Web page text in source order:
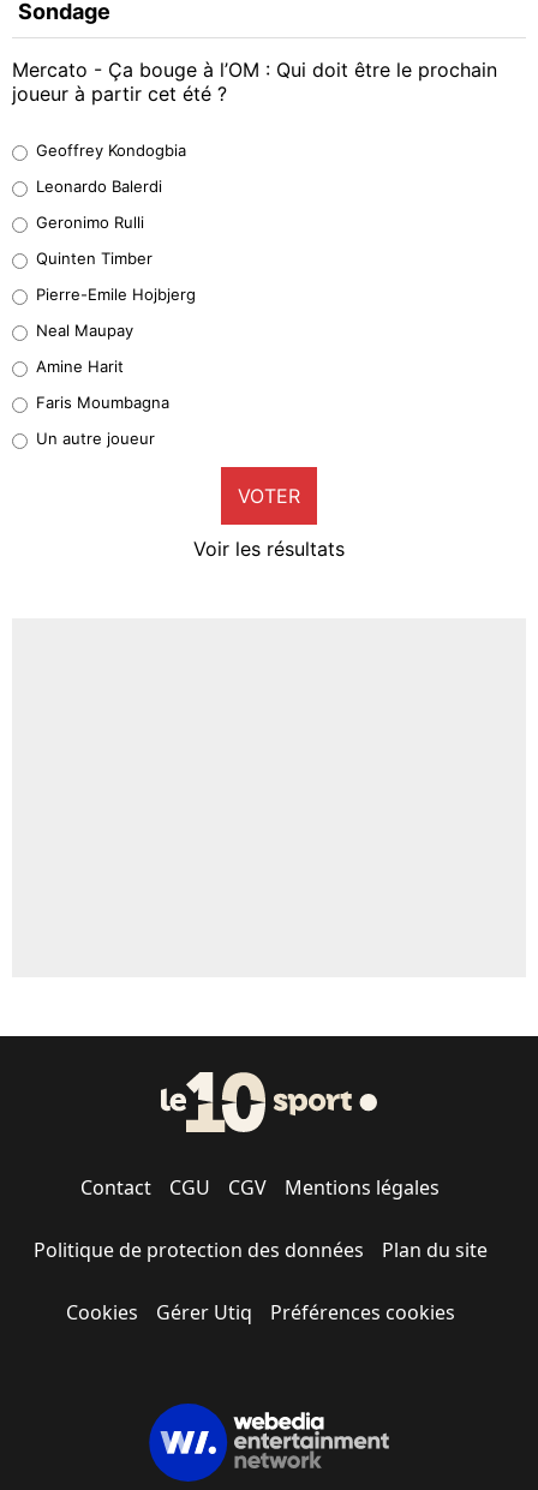
Sondage
Mercato - Ça bouge à l’OM : Qui doit être le prochain
joueur à partir cet été ?
38%
32%
5%
1%
9%
Geoffrey Kondogbia
Leonardo Balerdi
Geronimo Rulli
Quinten Timber
Pierre-Emile Hojbjerg
Neal Maupay
Amine Harit
Faris Moumbagna
Un autre joueur
VOTER
Voir les résultats
Contact CGU CGV Mentions légales
Politique de protection des données Plan du site
Cookies Gérer Utiq Préférences cookies